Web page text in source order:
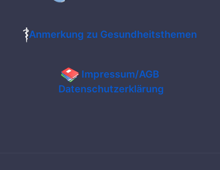
Anmerkung zu Gesundheitsthemen
Impressum/AGB
Datenschutzerklärung